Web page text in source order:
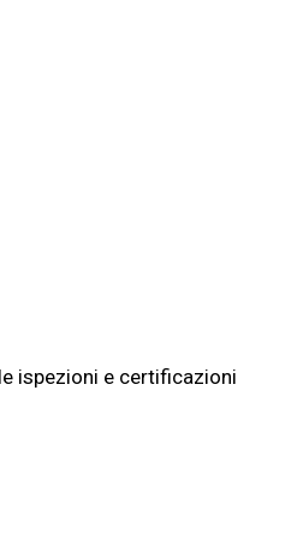
ispezioni e certificazioni